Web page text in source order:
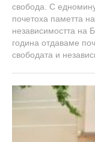
свобода. С
почетоха паметта
независимостта на
година отдаваме
свободата и